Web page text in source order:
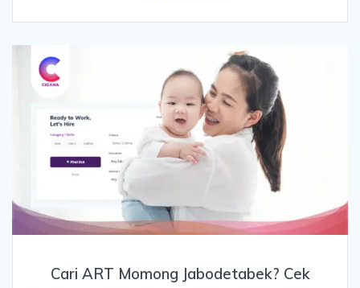
Cari ART Momong Jabodetabek? Cek